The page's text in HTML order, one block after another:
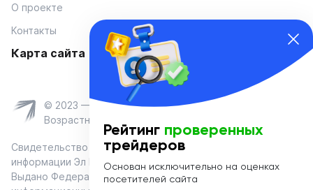
О проекте
Контакты
Карта сайта
© 2023 — Coinmania
Возрастное ограничение 16+
Свидетельство о регистрации средства массовой
информации Эл № ФС 77-74908 от «25» января 2019 г.
Выдано Федеральной службой по надзору в сфере связи,
Рейтинг проверенных
трейдеров
Основан исключительно на оценках
посетителей сайта